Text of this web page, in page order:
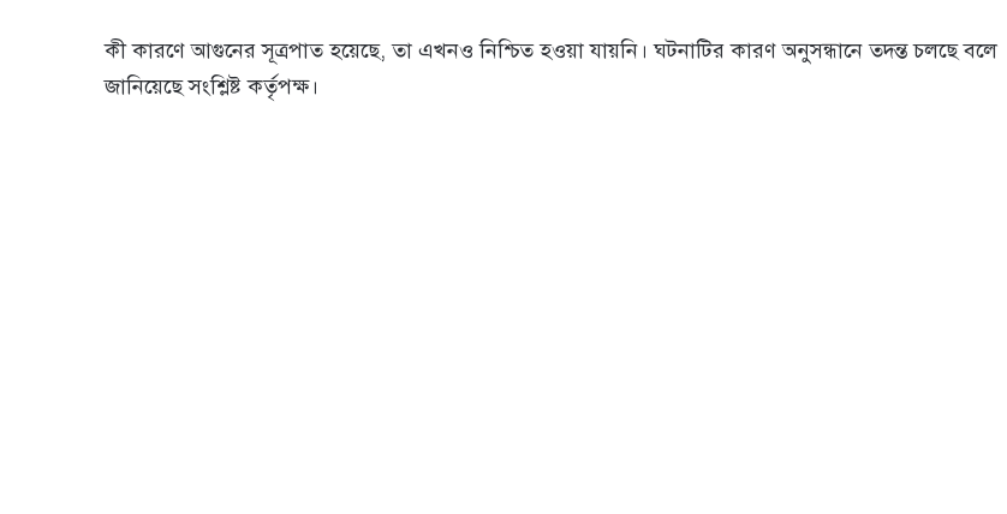
কী কারণে আগুনের সূত্রপাত হয়েছে, তা এখনও নিশ্চিত হওয়া যায়নি। ঘটনাটির কারণ অনুসন্ধানে তদন্ত চলছে বলে
জানিয়েছে সংশ্লিষ্ট কর্তৃপক্ষ।